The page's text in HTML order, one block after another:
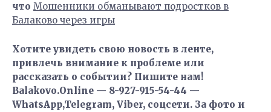
что Мошенники обманывают подростков в
Балаково через игры
Хотите увидеть свою новость в ленте,
привлечь внимание к проблеме или
рассказать о событии? Пишите нам!
Balakovo.Online — 8-927-915-54-44 —
WhatsApp,Telegram, Viber, соцсети. За фото и